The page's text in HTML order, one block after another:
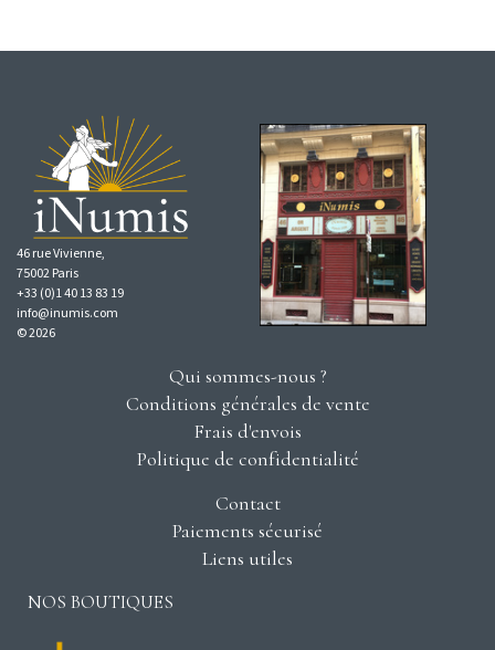
46 rue Vivienne,
75002 Paris
+33 (0)1 40 13 83 19
info@inumis.com
© 2026
Qui sommes-nous ?
Conditions générales de vente
Frais d'envois
Politique de confidentialité
Contact
Paiements sécurisé
Liens utiles
NOS BOUTIQUES